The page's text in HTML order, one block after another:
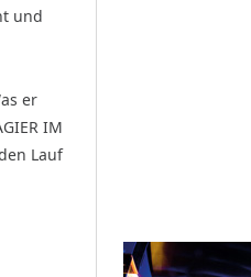
und
er
IM
Lauf